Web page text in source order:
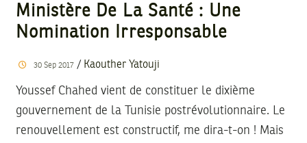
Ministère De La Santé : Une
Nomination Irresponsable
30 Sep 2017/ Kaouther Yatouji
Youssef Chahed vient de constituer le dixième
gouvernement de la Tunisie postrévolutionnaire. Le
renouvellement est constructif, me dira-t-on ! Mais